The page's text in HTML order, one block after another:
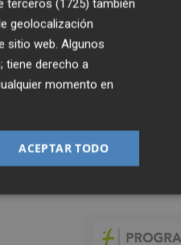
3
María
cartel del
4
UPCT Makers
catamarán
ya prepara
5Una batea
daños en un
puerto de
terceros (1725) también
geolocalización
sitio web. Algunos
tiene derecho a
momento en
ACEPTAR TODO